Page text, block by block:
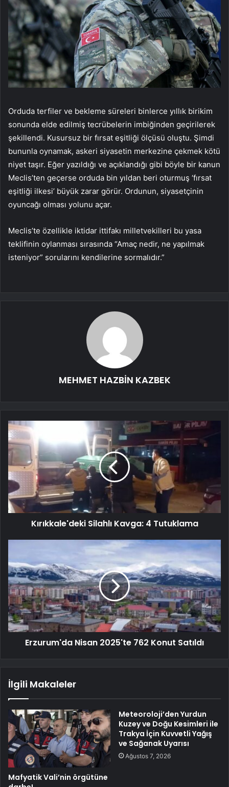
Orduda terfiler ve bekleme süreleri binlerce yıllık birikim
sonunda elde edilmiş tecrübelerin imbiğinden geçirilerek
şekillendi. Kusursuz bir fırsat eşitliği ölçüsü oluştu. Şimdi
bununla oynamak, askeri siyasetin merkezine çekmek kötü
niyet taşır. Eğer yazıldığı ve açıklandığı gibi böyle bir kanun
Meclis’ten geçerse orduda bin yıldan beri oturmuş ‘fırsat
eşitliği ilkesi’ büyük zarar görür. Ordunun, siyasetçinin
oyuncağı olması yolunu açar.
Meclis’te özellikle iktidar ittifakı milletvekilleri bu yasa
teklifinin oylanması sırasında “Amaç nedir, ne yapılmak
isteniyor” sorularını kendilerine sormalıdır.”
MEHMET HAZBİN KAZBEK
Kırıkkale'deki Silahlı Kavga: 4 Tutuklama
Erzurum'da Nisan 2025'te 762 Konut Satıldı
İlgili Makaleler
Mafyatik Vali’nin örgütüne
Meteoroloji’den Yurdun
Kuzey ve Doğu Kesimleri ile
Trakya İçin Kuvvetli Yağış
ve Sağanak Uyarısı
Ağustos 7, 2026